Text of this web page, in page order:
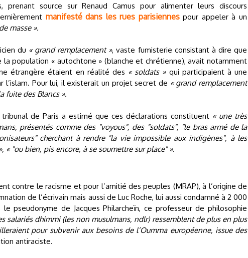
prenant source sur Renaud Camus pour alimenter leurs discours
manifesté dans les rues parisiennespour appeler à un
masse ».
du « grand remplacement », vaste fumisterie consistant à dire que
la population « autochtone » (blanche et chrétienne), avait notamment
étrangère étaient en réalité des « soldats »qui participaient à une
l’islam. Pour lui, il existerait un projet secret de « grand remplacement
fuite des Blancs ».
de Paris a estimé que ces déclarations constituent « une très
présentés comme des "voyous", des "soldats", "le bras armé de la
cherchant à rendre "la vie impossible aux indigènes", à les
« "ou bien, pis encore, à se soumettre sur place" ».
contre le racisme et pour l’amitié des peuples (MRAP), à l’origine de
de l’écrivain mais aussi de Luc Roche, lui aussi condamné à 2 000
pseudonyme de Jacques Philarcheïn, ce professeur de philosophie
salariés dhimmi (les non musulmans, ndlr) ressemblent de plus en plus
pour subvenir aux besoins de l’Oumma européenne, issue des
antiraciste.